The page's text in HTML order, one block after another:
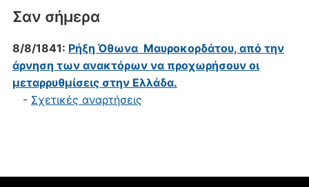
Σαν σήμερα
8/8/1841: Ρήξη Όθωνα  Μαυροκορδάτου, από την
άρνηση των ανακτόρων να προχωρήσουν οι
μεταρρυθμίσεις στην Ελλάδα.
- Σχετικές αναρτήσεις